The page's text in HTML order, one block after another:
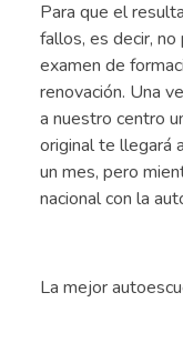
Para que el
fallos, es decir,
examen de
renovación. Una
a nuestro centro
original te llegará
un mes, pero
nacional con la
La mejor